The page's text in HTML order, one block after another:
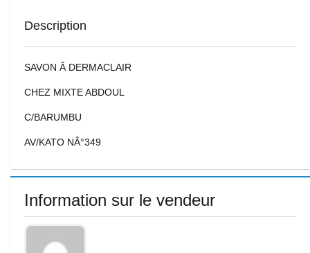
Description
SAVON Â DERMACLAIR
CHEZ MIXTE ABDOUL
C/BARUMBU
AV/KATO NÂ°349
Information sur le vendeur